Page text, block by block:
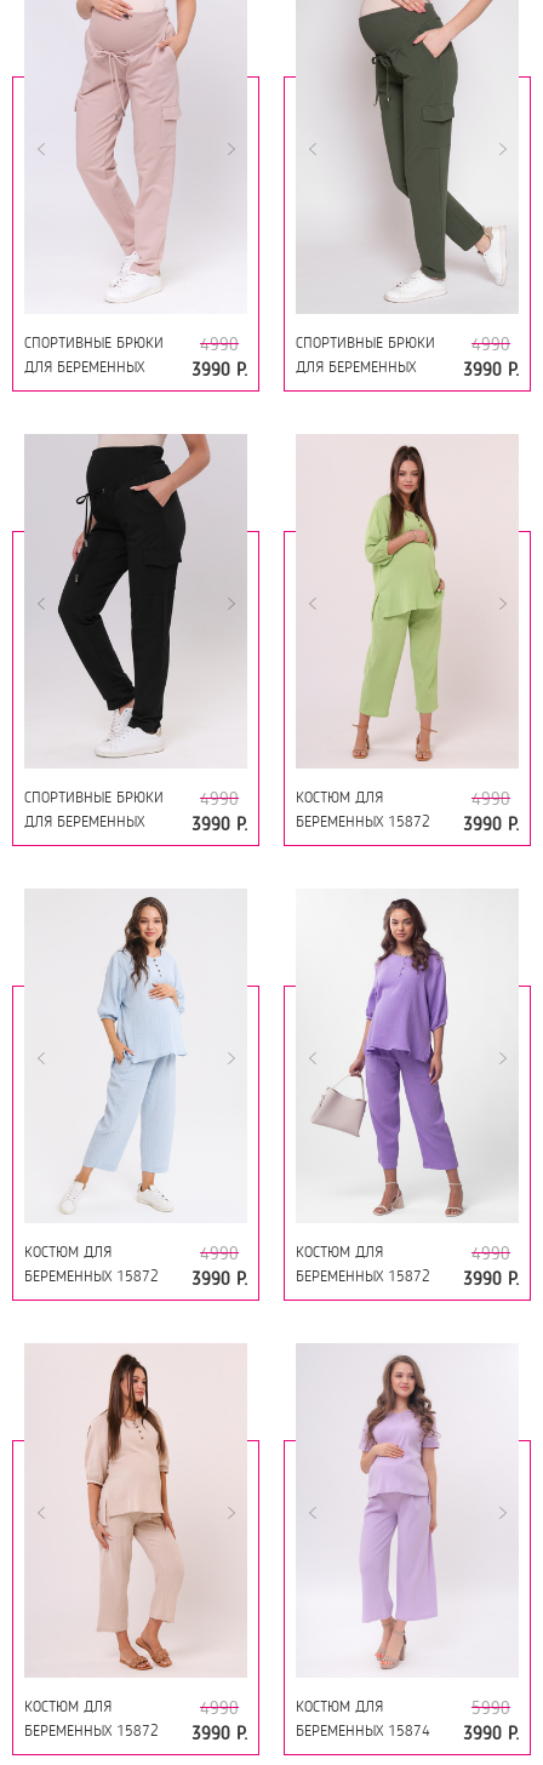
СПОРТИВНЫЕ БРЮКИ
ДЛЯ БЕРЕМЕННЫХ
15863 СВЕТЛЫЙ ВИЗОН
4990
3990 Р.
СПОРТИВНЫЕ БРЮКИ
ДЛЯ БЕРЕМЕННЫХ
15863 ХАКИ
4990
3990 Р.
СПОРТИВНЫЕ БРЮКИ
ДЛЯ БЕРЕМЕННЫХ
15863 ЧЕРНЫЙ
4990
3990 Р.
КОСТЮМ ДЛЯ
БЕРЕМЕННЫХ 15872
ЛАЙМ
4990
3990 Р.
КОСТЮМ ДЛЯ
БЕРЕМЕННЫХ 15872
ПЫЛЬНО-ГОЛУБОЙ
4990
3990 Р.
КОСТЮМ ДЛЯ
БЕРЕМЕННЫХ 15872
СИРЕНЬ
4990
3990 Р.
КОСТЮМ ДЛЯ
БЕРЕМЕННЫХ 15872
ТЕЛЕСНЫЙ
4990
3990 Р.
КОСТЮМ ДЛЯ
БЕРЕМЕННЫХ 15874
ЛИЛОВЫЙ
5990
3990 Р.